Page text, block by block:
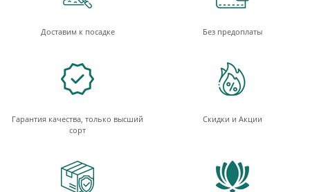
Доставим к посадке Без предоплаты
Гарантия качества, только высший
сорт
Скидки и Акции